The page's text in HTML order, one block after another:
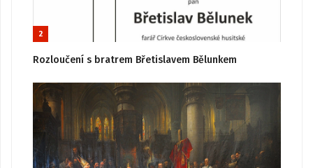
2
Rozloučení s bratrem Břetislavem Bělunkem